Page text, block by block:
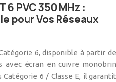
6 PVC 350 MHz :
pour Vos Réseaux
6, disponible à partir de
avec écran en cuivre monobrin
Catégorie 6 / Classe E, il garantit